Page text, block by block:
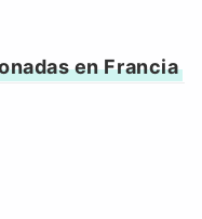
en Francia